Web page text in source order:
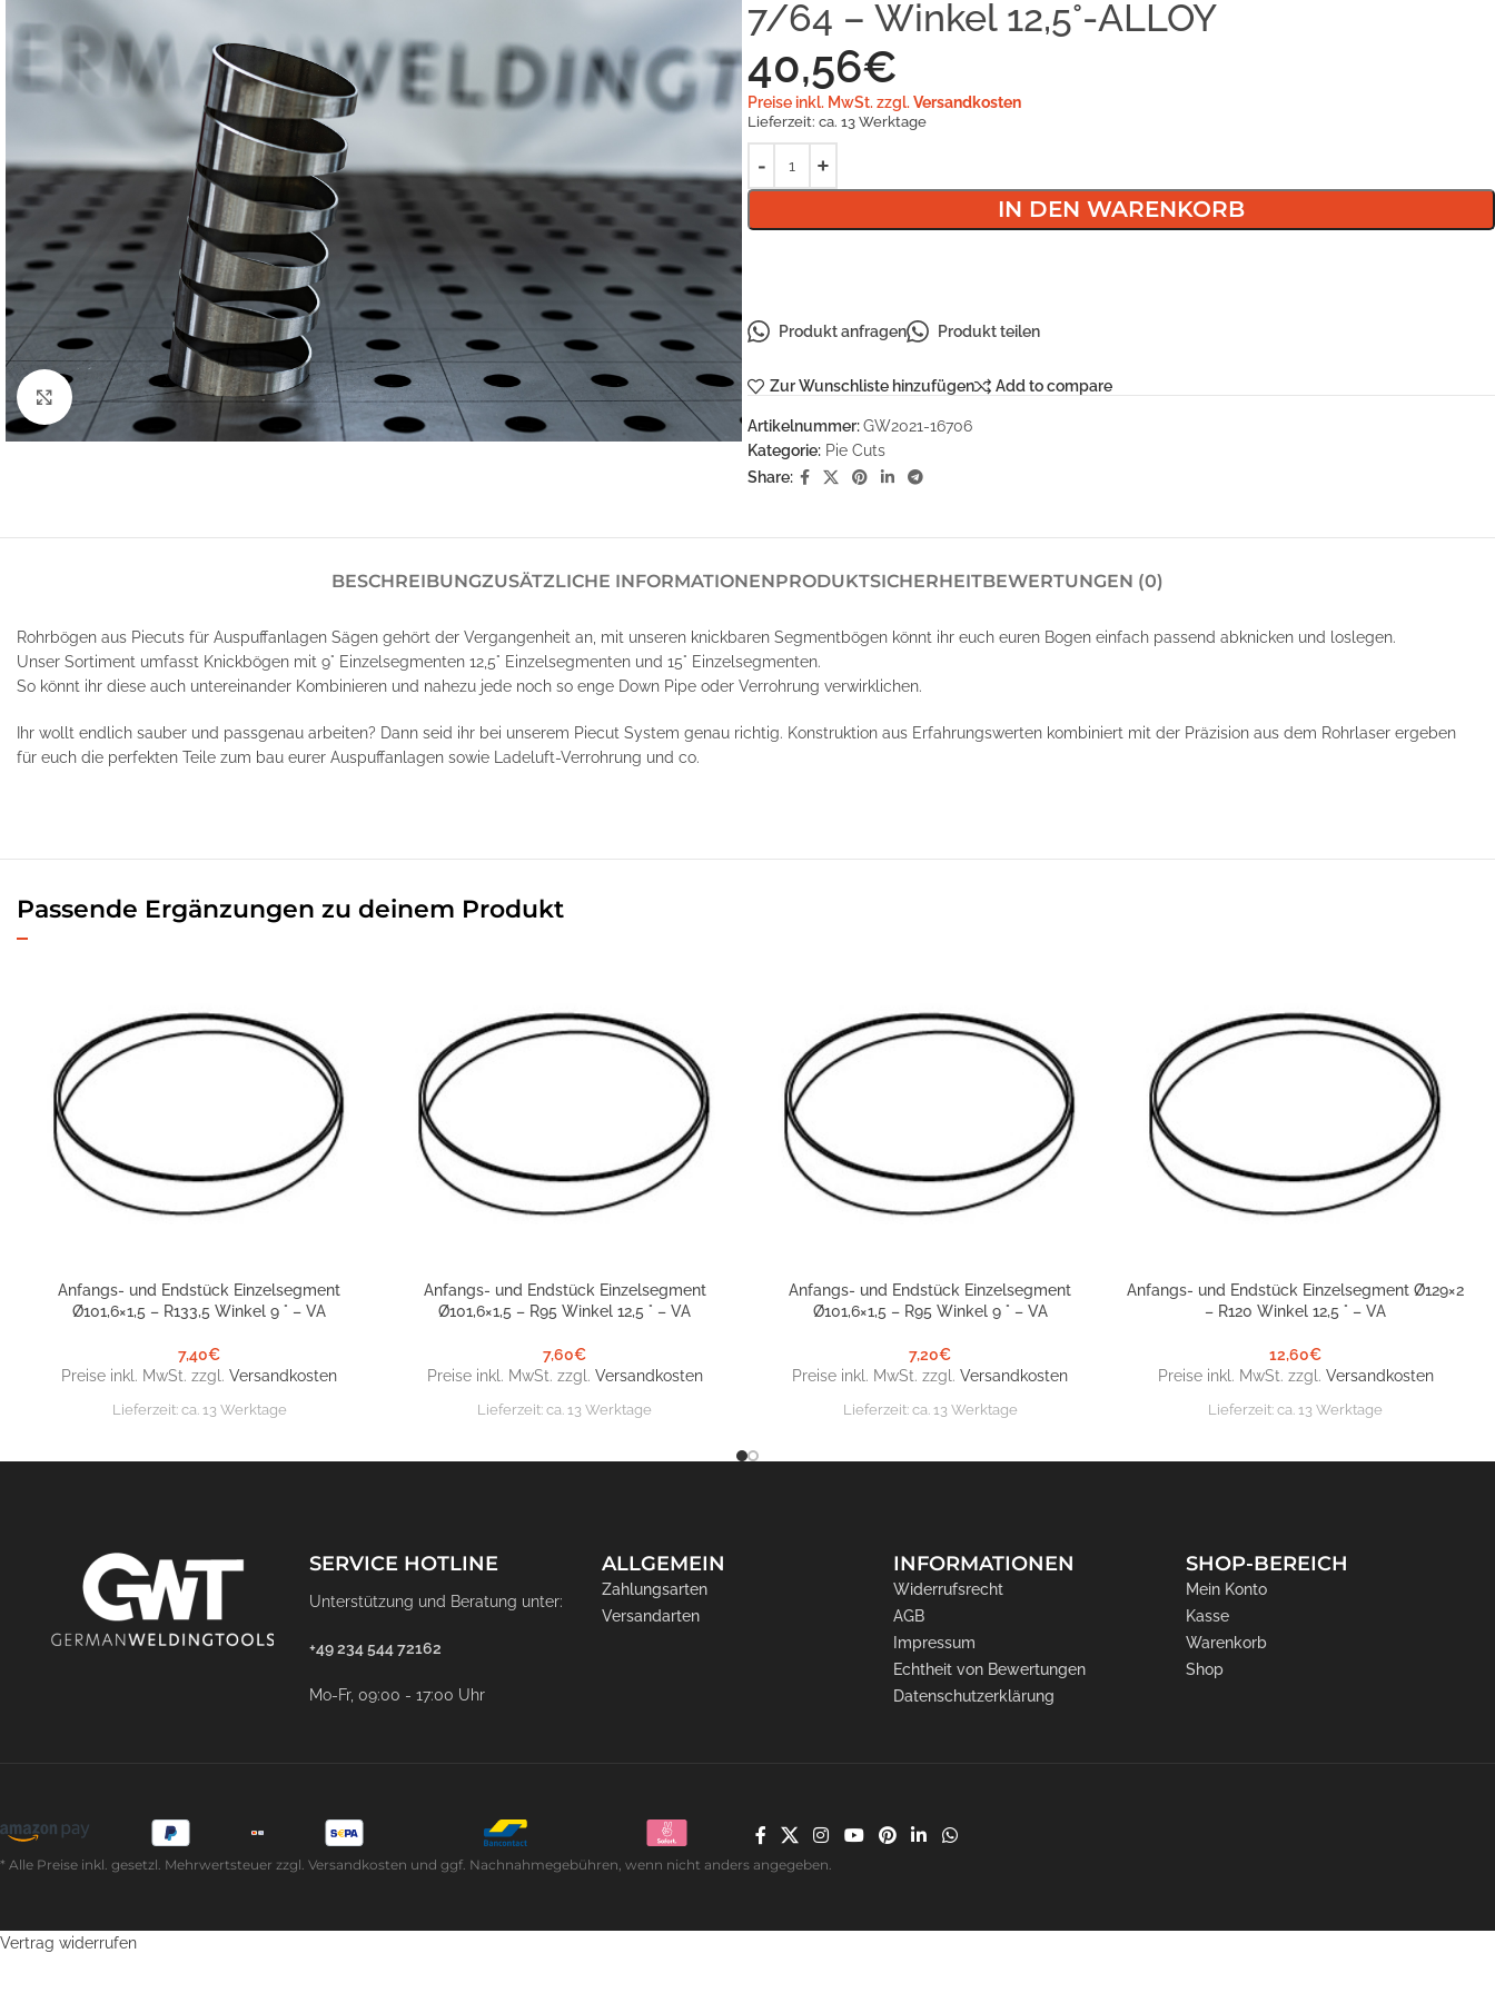
Klick zum Vergrößern
7/64 – Winkel 12,5°-ALLOY
40,56€
Preise inkl. MwSt. zzgl. Versandkosten
Lieferzeit: ca. 13 Werktage
IN DEN WARENKORB
Produkt anfragen Produkt teilen
Zur Wunschliste hinzufügen Add to compare
Artikelnummer:GW2021-16706
Kategorie: Pie Cuts
Share:
BESCHREIBUNGZUSÄTZLICHE INFORMATIONENPRODUKTSICHERHEITBEWERTUNGEN (0)
Rohrbögen aus Piecuts für Auspuffanlagen Sägen gehört der Vergangenheit an, mit unseren knickbaren Segmentbögen könnt ihr euch euren Bogen einfach passend abknicken und loslegen.
Unser Sortiment umfasst Knickbögen mit 9° Einzelsegmenten 12,5° Einzelsegmenten und 15° Einzelsegmenten.
So könnt ihr diese auch untereinander Kombinieren und nahezu jede noch so enge Down Pipe oder Verrohrung verwirklichen.
Ihr wollt endlich sauber und passgenau arbeiten? Dann seid ihr bei unserem Piecut System genau richtig. Konstruktion aus Erfahrungswerten kombiniert mit der Präzision aus dem Rohrlaser ergeben
für euch die perfekten Teile zum bau eurer Auspuffanlagen sowie Ladeluft-Verrohrung und co.
Passende Ergänzungen zu deinem Produkt
IN DEN WARENKORB
Anfangs- und Endstück Einzelsegment
Ø101,6×1,5 – R133,5 Winkel 9 ° – VA
7,40€
Preise inkl. MwSt. zzgl.Versandkosten
Lieferzeit: ca. 13 Werktage
IN DEN WARENKORB
Anfangs- und Endstück Einzelsegment
Ø101,6×1,5 – R95 Winkel 12,5 ° – VA
7,60€
Preise inkl. MwSt. zzgl. Versandkosten
Lieferzeit:ca. 13 Werktage
IN DEN WARENKORB
Anfangs- und Endstück Einzelsegment
Ø101,6×1,5 – R95 Winkel 9 ° – VA
7,20€
Preise inkl. MwSt. zzgl.Versandkosten
Lieferzeit: ca. 13 Werktage
IN DEN WARENKORB
Anfangs- und Endstück Einzelsegment Ø129×2
– R120 Winkel 12,5 ° – VA
12,60€
Preise inkl. MwSt. zzgl. Versandkosten
Lieferzeit:ca. 13 Werktage
SERVICE HOTLINE
Unterstützung und Beratung unter:
+49 234 544 72162
Mo-Fr, 09:00 - 17:00 Uhr
ALLGEMEIN
Zahlungsarten
Versandarten
INFORMATIONEN
Widerrufsrecht
AGB
Impressum
Echtheit von Bewertungen
Datenschutzerklärung
SHOP-BEREICH
Mein Konto
Kasse
Warenkorb
Shop
* Alle Preise inkl. gesetzl. Mehrwertsteuer zzgl. Versandkosten und ggf. Nachnahmegebühren, wenn nicht anders angegeben.
Vertrag widerrufen